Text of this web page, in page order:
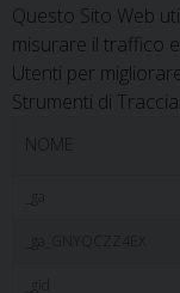
Questo Sito Web
misurare il traffico
Utenti per
Strumenti di
NOME